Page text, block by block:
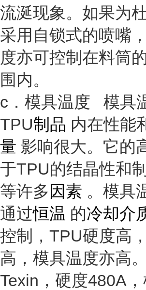
流涎现象。如果为
采用自锁式的喷嘴
度亦可控制在料筒
围内。
c．模具温度 模具
TPU制品 内在性能
量 影响很大。它的
于TPU的结晶性和
等许多 因素 。模具
通过恒温 的冷却介
控制，TPU硬度高，
高，模具温度亦高
Texin，硬度480A